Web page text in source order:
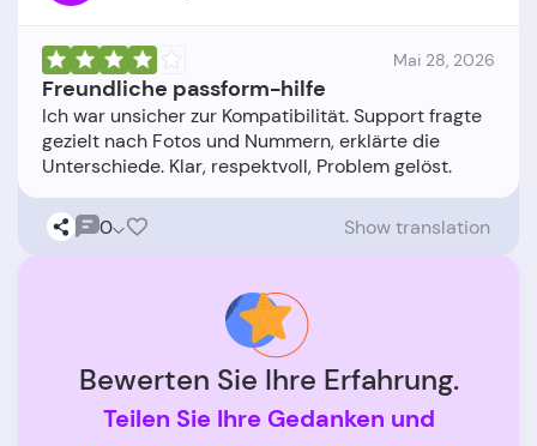
Mai 28, 2026
Freundliche passform-hilfe
Ich war unsicher zur Kompatibilität. Support fragte
gezielt nach Fotos und Nummern, erklärte die
0 Show translation
Bewerten Sie Ihre Erfahrung.
Teilen Sie Ihre Gedanken und